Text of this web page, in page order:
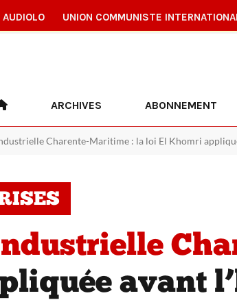
AUDIOLO UNION COMMUNISTE
ARCHIVES ABONNEMENT
Charente-Maritime : la loi El Khomri
avant